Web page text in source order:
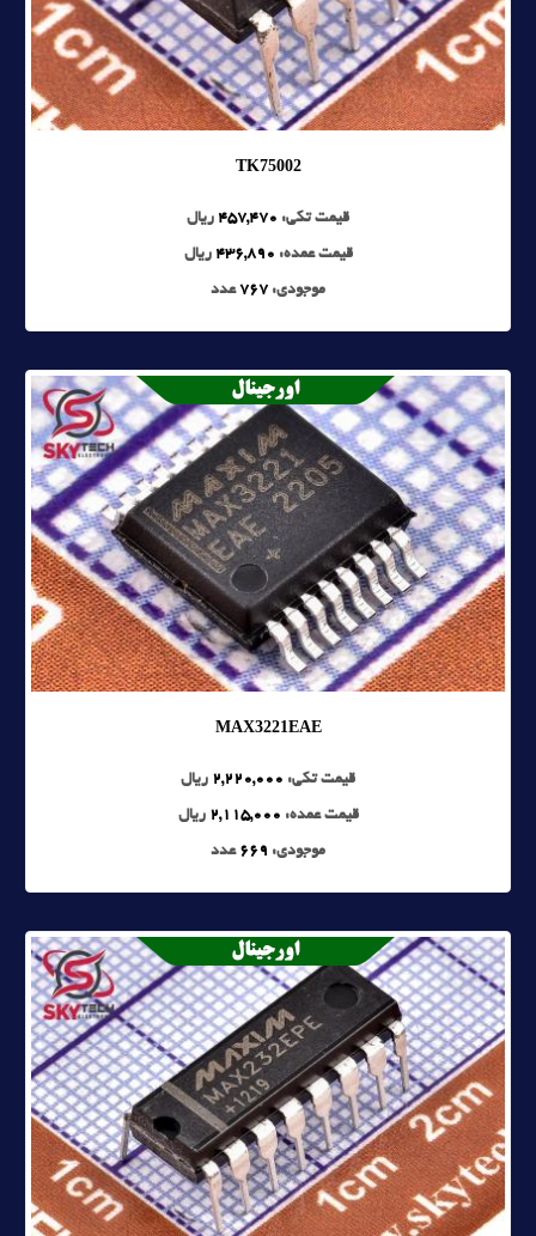
TK75002
قیمت تکی: 457,470 ریال
قیمت عمده: 436,890 ریال
موجودی: 767عدد
MAX3221EAE
قیمت تکی: 2,220,000 ریال
قیمت عمده: 2,115,000 ریال
موجودی: 669 عدد